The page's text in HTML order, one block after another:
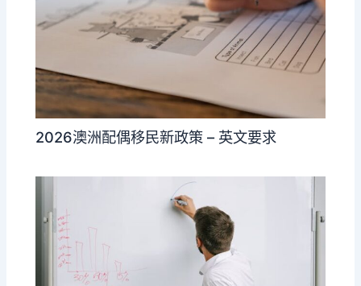
2026澳洲配偶移民新政策 – 英文要求